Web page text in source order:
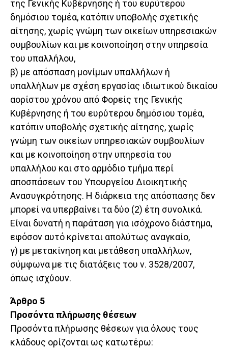
της Γενικής Κυβέρνησης ή του ευρύτερου
δημόσιου τομέα, κατόπιν υποβολής σχετικής
αίτησης, χωρίς γνώμη των οικείων υπηρεσιακών
συμβουλίων και με κοινοποίηση στην υπηρεσία
του υπαλλήλου,
β) με απόσπαση μονίμων υπαλλήλων ή
υπαλλήλων με σχέση εργασίας ιδιωτικού δικαίου
αορίστου χρόνου από Φορείς της Γενικής
Κυβέρνησης ή του ευρύτερου δημόσιου τομέα,
κατόπιν υποβολής σχετικής αίτησης, χωρίς
γνώμη των οικείων υπηρεσιακών συμβουλίων
και με κοινοποίηση στην υπηρεσία του
υπαλλήλου και στο αρμόδιο τμήμα περί
αποσπάσεων του Υπουργείου Διοικητικής
Ανασυγκρότησης. Η διάρκεια της απόσπασης δεν
μπορεί να υπερβαίνει τα δύο (2) έτη συνολικά.
Είναι δυνατή η παράταση για ισόχρονο διάστημα,
εφόσον αυτό κρίνεται απολύτως αναγκαίο,
γ) με μετακίνηση και μετάθεση υπαλλήλων,
σύμφωνα με τις διατάξεις του ν. 3528/2007,
όπως ισχύουν.
Άρθρο 5
Προσόντα πλήρωσης θέσεων
Προσόντα πλήρωσης θέσεων για όλους τους
κλάδους ορίζονται ως κατωτέρω: